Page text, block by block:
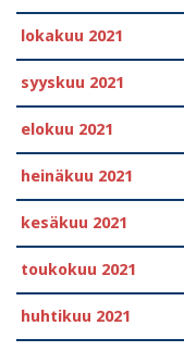
lokakuu 2021
syyskuu 2021
elokuu 2021
heinäkuu 2021
kesäkuu 2021
toukokuu 2021
huhtikuu 2021